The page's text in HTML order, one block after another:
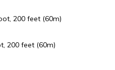
200 feet (60m)
200 feet (60m)